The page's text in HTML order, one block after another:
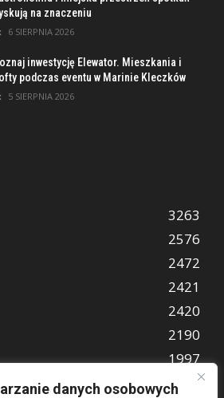
danych osobowych
na znaczeniu
6 SIERPNIA 2026
inwestycję Elewator. Mieszkania i
podczas eventu w Marinie Kleczków
5 SIERPNIA 2026
3263
2576
2472
2421
2420
2190
1997
849